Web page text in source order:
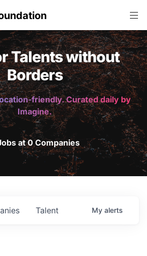
Talents without
Borders
friendly. Curated daily by
Imagine.
at 0 Companies
Talent My alerts